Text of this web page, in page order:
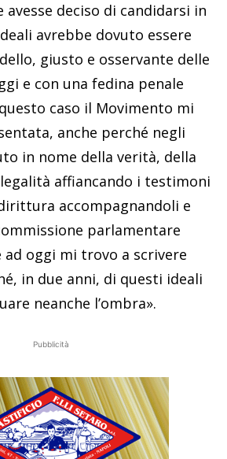
avesse deciso di candidarsi in
avrebbe dovuto essere
giusto e osservante delle
e con una fedina penale
caso il Movimento mi
anche perché negli
in nome della verità, della
affiancando i testimoni
accompagnandoli e
parlamentare
ad oggi mi trovo a scrivere
in due anni, di questi ideali
neanche l’ombra».
Pubblicità